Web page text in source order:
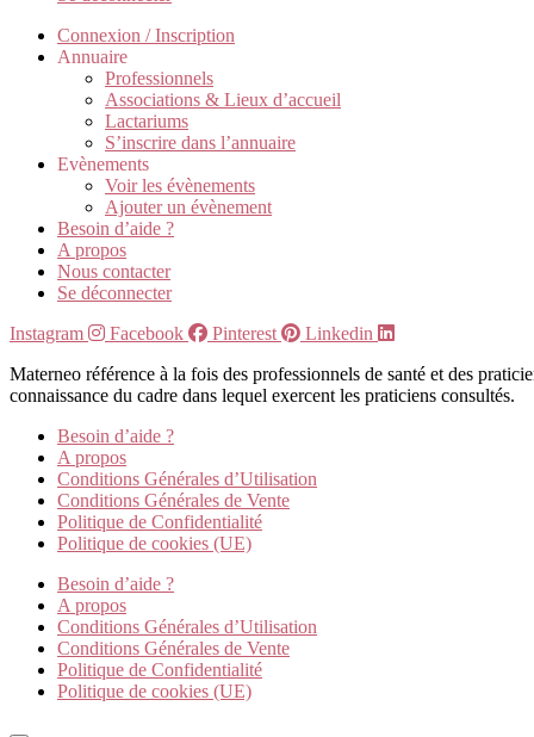
Connexion / Inscription
Annuaire
Professionnels
Associations & Lieux d’accueil
Lactariums
S’inscrire dans l’annuaire
Evènements
Voir les évènements
Ajouter un évènement
Besoin d’aide ?
A propos
Nous contacter
Se déconnecter
Instagram
Facebook Pinterest
Linkedin
Materneo référence à la fois des professionnels de santé et des
connaissance du cadre dans lequel exercent les praticiens consultés.
Besoin d’aide ?
A propos
Conditions Générales d’Utilisation
Conditions Générales de Vente
Politique de Confidentialité
Politique de cookies (UE)
Besoin d’aide ?
A propos
Conditions Générales d’Utilisation
Conditions Générales de Vente
Politique de Confidentialité
Politique de cookies (UE)